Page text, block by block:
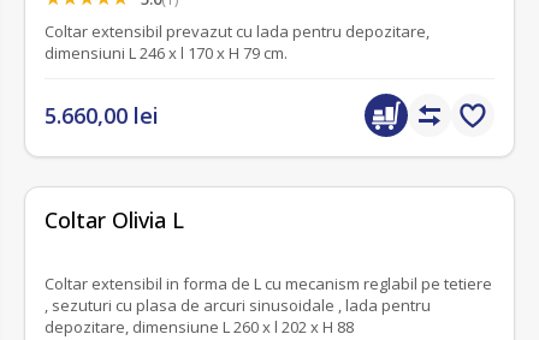
Coltar extensibil prevazut cu lada pentru depozitare,
dimensiuni L 246 x l 170 x H 79 cm.
5.660,00 lei
Coltar Olivia L
Coltar extensibil in forma de L cu mecanism reglabil pe tetiere
, sezuturi cu plasa de arcuri sinusoidale , lada pentru
depozitare, dimensiune L 260 x l 202 x H 88